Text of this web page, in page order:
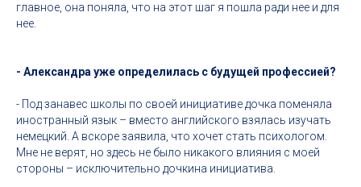
главное, она поняла, что на этот шаг я пошла ради нее и для
нее.
- Александра уже определилась с будущей профессией?
- Под занавес школы по своей инициативе дочка поменяла
иностранный язык – вместо английского взялась изучать
немецкий. А вскоре заявила, что хочет стать психологом.
Мне не верят, но здесь не было никакого влияния с моей
стороны – исключительно дочкина инициатива.